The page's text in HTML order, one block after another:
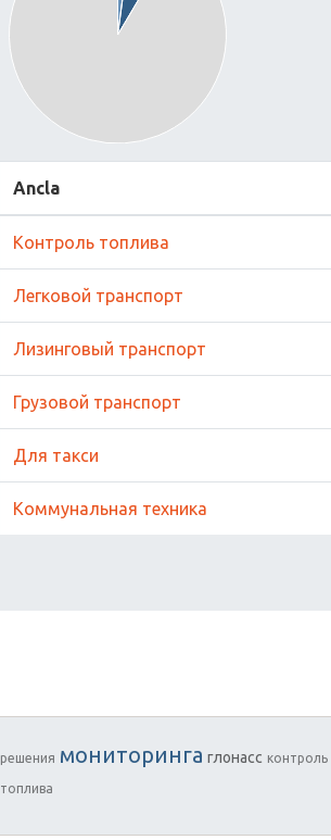
Ancla
Контроль топлива
Легковой транспорт
Лизинговый транспорт
Грузовой транспорт
Для такси
Коммунальная техника
решения мониторинга глонасс контроль
топлива